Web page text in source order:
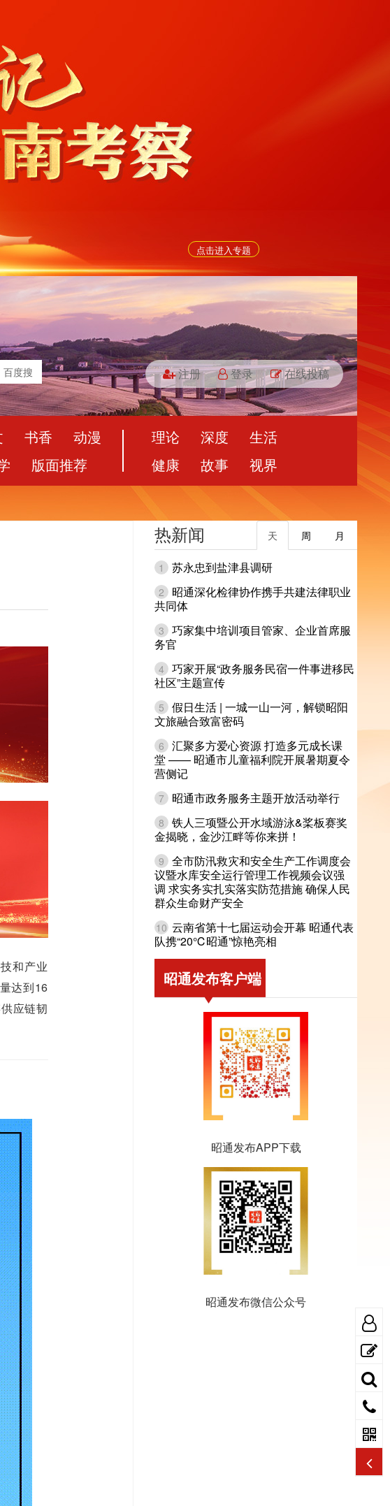
点击进入专题
百度搜 注册 登录 在线投稿
书香
动漫
版面推荐
理论 深度
生活
健康
故事 视界
和产业
达到16
应链韧
热新闻 月
周
天
1 苏永忠到盐津县调研
2
昭通深化检律协作携手共建法律职业
共同体
3 巧家集中培训项目管家、企业首席服
务官
4 巧家开展“政务服务民宿一件事进移民
社区”主题宣传
5 假日生活 | 一城一山一河，解锁昭阳
文旅融合致富密码
6 汇聚多方爱心资源 打造多元成长课
堂 —— 昭通市儿童福利院开展暑期夏令
营侧记
7 昭通市政务服务主题开放活动举行
8 铁人三项暨公开水域游泳&桨板赛奖
金揭晓，金沙江畔等你来拼！
9 全市防汛救灾和安全生产工作调度会
议暨水库安全运行管理工作视频会议强
调 求实务实扎实落实防范措施 确保人民
群众生命财产安全
10 云南省第十七届运动会开幕 昭通代表
队携“20℃昭通”惊艳亮相
昭通发布客户端
昭通发布APP下载
昭通发布微信公众号